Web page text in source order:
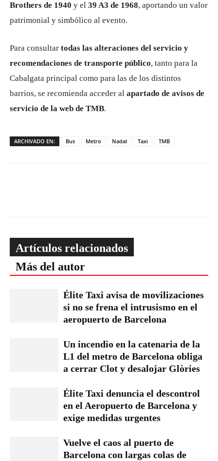
Brothers de 1940 y el 39 A3 de 1968, aportando un valor
patrimonial y simbólico al evento.
Para consultar todas las alteraciones del servicio y
recomendaciones de transporte público, tanto para la
Cabalgata principal como para las de los distintos
barrios, se recomienda acceder al apartado de avisos de
servicio de la web de TMB.
ARCHIVADO EN: Bus Metro Nadal Taxi TMB
Artículos relacionados
Más del autor
Élite Taxi avisa de movilizaciones
si no se frena el intrusismo en el
aeropuerto de Barcelona
Un incendio en la catenaria de la
L1 del metro de Barcelona obliga
a cerrar Clot y desalojar Glòries
Élite Taxi denuncia el descontrol
en el Aeropuerto de Barcelona y
exige medidas urgentes
Vuelve el caos al puerto de
Barcelona con largas colas de